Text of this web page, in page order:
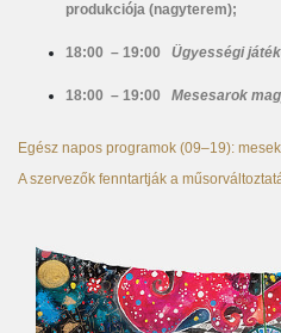
produkciója (nagyterem);
18:00 – 19:00 Ügyességi
18:00 – 19:00 Mesesarok
Egész napos programok (09–19):
A szervezők fenntartják a